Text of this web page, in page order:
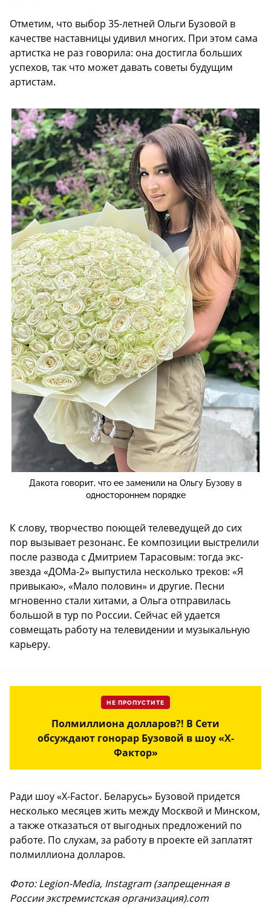
Отметим, что выбор 35-летней Ольги Бузовой в
качестве наставницы удивил многих. При этом сама
артистка не раз говорила: она достигла больших
успехов, так что может давать советы будущим
артистам.
Дакота говорит, что ее заменили на Ольгу Бузову в
одностороннем порядке
К слову, творчество поющей телеведущей до сих
пор вызывает резонанс. Ее композиции выстрелили
после развода с Дмитрием Тарасовым: тогда экс-
звезда «ДОМа-2» выпустила несколько треков: «Я
привыкаю», «Мало половин» и другие. Песни
мгновенно стали хитами, а Ольга отправилась
большой в тур по России. Сейчас ей удается
совмещать работу на телевидении и музыкальную
карьеру.
НЕ ПРОПУСТИТЕ
Полмиллиона долларов?! В Сети
обсуждают гонорар Бузовой в шоу «Х-
Фактор»
Ради шоу «X-Factor. Беларусь» Бузовой придется
несколько месяцев жить между Москвой и Минском,
а также отказаться от выгодных предложений по
работе. По слухам, за работу в проекте ей заплатят
полмиллиона долларов.
Фото: Legion-Media, Instagram (запрещенная в
России экстремистская организация).com